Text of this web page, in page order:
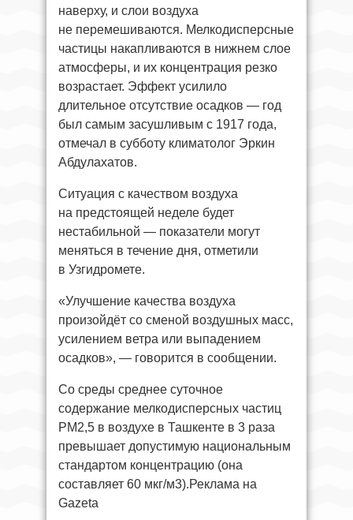
наверху, и слои воздуха
не перемешиваются. Мелкодисперсные
частицы накапливаются в нижнем слое
атмосферы, и их концентрация резко
возрастает. Эффект усилило
длительное отсутствие осадков — год
был самым засушливым с 1917 года,
отмечал в субботу климатолог Эркин
Абдулахатов.
Ситуация с качеством воздуха
на предстоящей неделе будет
нестабильной — показатели могут
меняться в течение дня, отметили
в Узгидромете.
«Улучшение качества воздуха
произойдёт со сменой воздушных масс,
усилением ветра или выпадением
осадков», — говорится в сообщении.
Со среды среднее суточное
содержание мелкодисперсных частиц
РМ2,5 в воздухе в Ташкенте в 3 раза
превышает допустимую национальным
стандартом концентрацию (она
составляет 60 мкг/м3).Реклама на
Gazeta